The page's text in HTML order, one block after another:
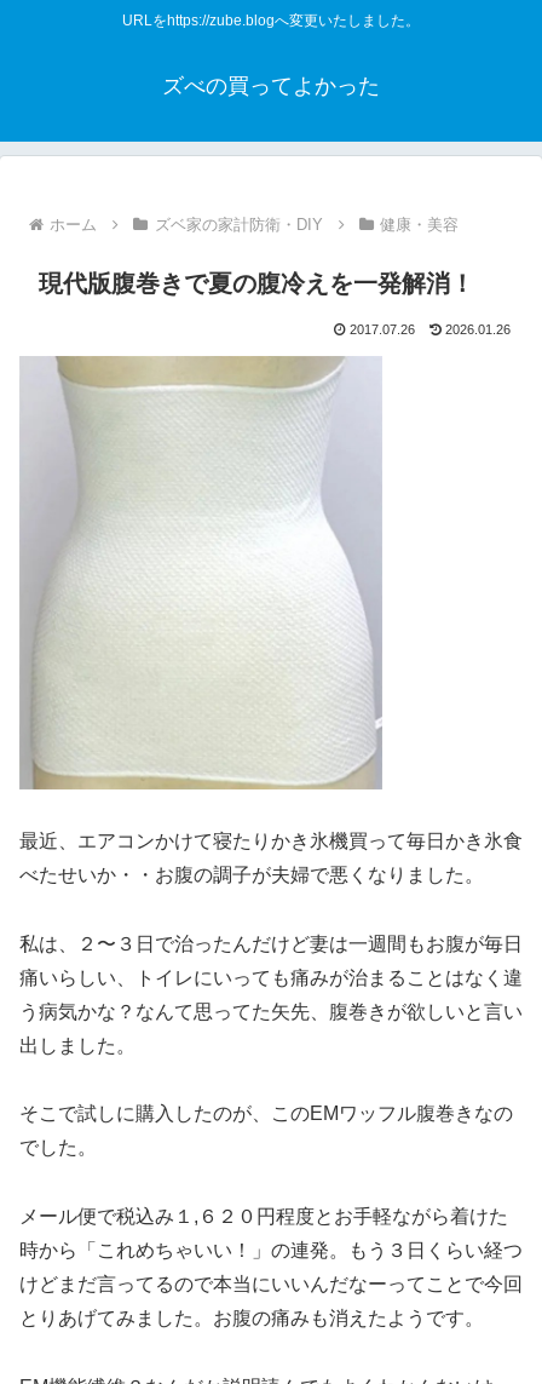
URLをhttps://zube.blogへ変更いたしました。
ズべの買ってよかった
ホーム ズベ家の家計防衛・DIY 健康・美容
現代版腹巻きで夏の腹冷えを一発解消！
2017.07.26 2026.01.26
最近、エアコンかけて寝たりかき氷機買って毎日かき氷食
べたせいか・・お腹の調子が夫婦で悪くなりました。
私は、２〜３日で治ったんだけど妻は一週間もお腹が毎日
痛いらしい、トイレにいっても痛みが治まることはなく違
う病気かな？なんて思ってた矢先、腹巻きが欲しいと言い
出しました。
そこで試しに購入したのが、このEMワッフル腹巻きなの
でした。
メール便で税込み１,６２０円程度とお手軽ながら着けた
時から「これめちゃいい！」の連発。もう３日くらい経つ
けどまだ言ってるので本当にいいんだなーってことで今回
とりあげてみました。お腹の痛みも消えたようです。